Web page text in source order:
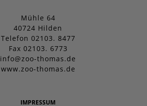
Mühle 64
40724 Hilden
Telefon 02103. 8477
Fax 02103. 6773
info@zoo-thomas.de
www.zoo-thomas.de
IMPRESSUM